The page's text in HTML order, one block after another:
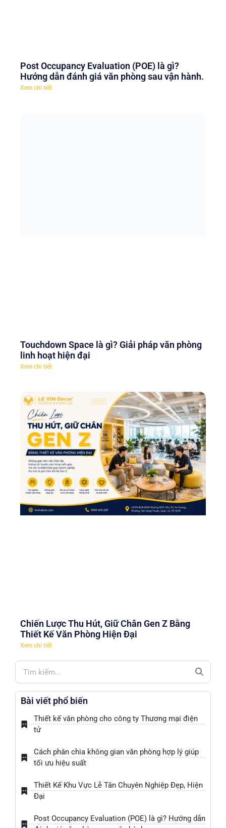
Post Occupancy Evaluation (POE) là gì?
Hướng dẫn đánh giá văn phòng sau vận hành.
Xem chi tiết
Touchdown Space là gì? Giải pháp văn phòng
linh hoạt hiện đại
Xem chi tiết
Chiến Lược Thu Hút, Giữ Chân Gen Z Bằng
Thiết Kế Văn Phòng Hiện Đại
Xem chi tiết
Bài viết phổ biến
Thiết kế văn phòng cho công ty Thương mại điện
tử
Cách phân chia không gian văn phòng hợp lý giúp
tối ưu hiệu suất
Thiết Kế Khu Vực Lễ Tân Chuyên Nghiệp Đẹp, Hiện
Đại
Post Occupancy Evaluation (POE) là gì? Hướng dẫn